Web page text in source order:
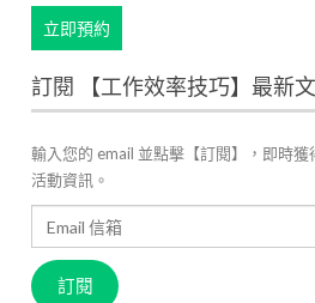
立即預約
訂閱 【工作效率技巧】最新
輸入您的 email 並點擊【訂閱】，即時
活動資訊。
Email
信
箱
訂閱